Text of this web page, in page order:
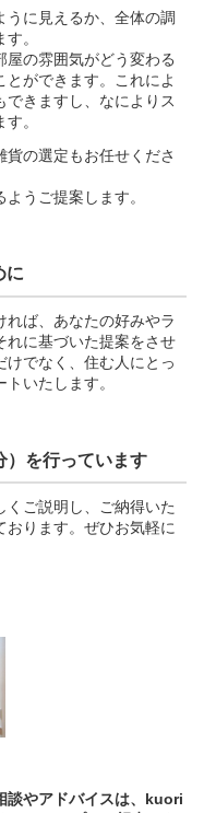
に見えるか、全体の調
。
屋の雰囲気がどう変わる
ができます。これによ
できますし、なによりス
。
の選定もお任せくださ
うご提案します。
に
ば、あなたの好みやラ
れに基づいた提案をさせ
けでなく、住む人にとっ
いたします。
）を行っています
くご説明し、ご納得いた
おります。ぜひお気軽に
談やアドバイスは、kuori